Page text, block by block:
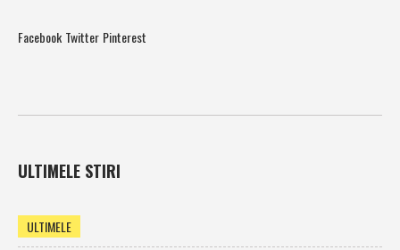
Facebook Twitter Pinterest
ULTIMELE STIRI
ULTIMELE